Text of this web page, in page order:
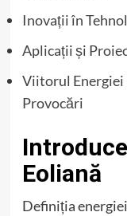
Inovații în
Aplicații și
Viitorul
Provocări
Eoliană
Definiția